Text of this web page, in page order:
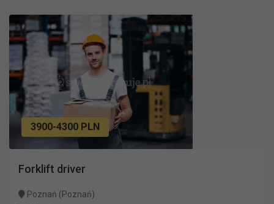
3900-4300 PLN
Forklift driver
Poznań (Poznań)